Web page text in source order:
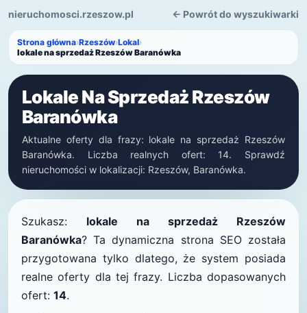
nieruchomosci.rzeszow.pl ← Powrót do wyszukiwarki
Strona główna›Rzeszów›Lokal›
lokale na sprzedaż Rzeszów Baranówka
Lokale Na Sprzedaż Rzeszów
Baranówka
Aktualne oferty dla frazy: lokale na sprzedaż Rzeszów
Baranówka. Liczba realnych ofert: 14. Sprawdź
nieruchomości w lokalizacji: Rzeszów, Baranówka.
Szukasz: lokale na sprzedaż Rzeszów
Baranówka? Ta dynamiczna strona SEO została
przygotowana tylko dlatego, że system posiada
realne oferty dla tej frazy. Liczba dopasowanych
ofert: 14.